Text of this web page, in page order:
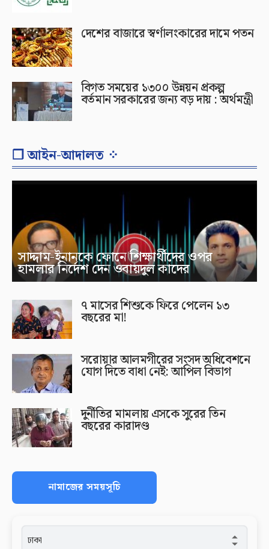
দেশের বাজারে স্বর্ণালংকারের দামে পতন
বিগত সময়ের ১৩০০ উন্নয়ন প্রকল্প
বর্তমান সরকারের জন্য বড় দায় : অর্থমন্ত্রী
❐ আইন-আদালত ⁘
সাদ্দাম-ইনানকে ফোনে শিক্ষার্থীদের ওপর
হামলার নির্দেশ দেন ওবায়দুল কাদের
৭ মাসের শিশুকে ফিরে পেলেন ১৩
বছরের মা!
সরোয়ার আলমগীরের সংসদ অধিবেশনে
যোগ দিতে বাধা নেই: আপিল বিভাগ
দুর্নীতির মামলায় এসকে সুরের তিন
বছরের কারাদণ্ড
নামাজের সময়সূচি